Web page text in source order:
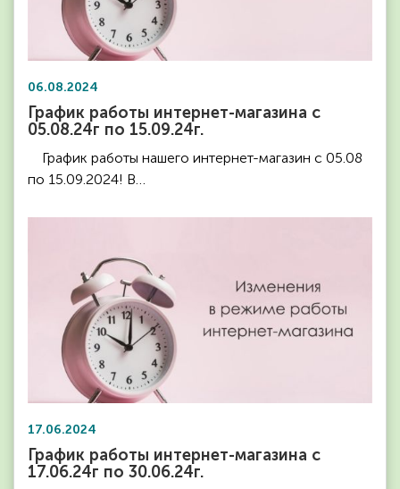
06.08.2024
График работы интернет-магазина с
05.08.24г по 15.09.24г.
График работы нашего интернет-магазин с 05.08
по 15.09.2024! В…
17.06.2024
График работы интернет-магазина с
17.06.24г по 30.06.24г.